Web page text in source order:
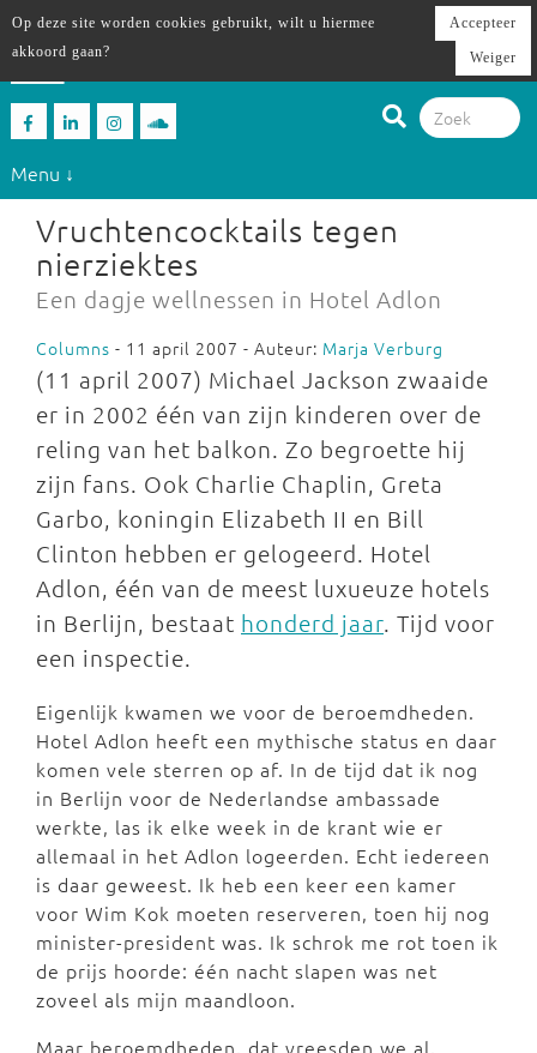
Menu ↓
Vruchtencocktails tegen
nierziektes
Een dagje wellnessen in Hotel Adlon
Columns - 11 april 2007 - Auteur: Marja Verburg
(11 april 2007) Michael Jackson zwaaide
er in 2002 één van zijn kinderen over de
reling van het balkon. Zo begroette hij
zijn fans. Ook Charlie Chaplin, Greta
Garbo, koningin Elizabeth II en Bill
Clinton hebben er gelogeerd. Hotel
Adlon, één van de meest luxueuze hotels
in Berlijn, bestaat honderd jaar. Tijd voor
een inspectie.
Eigenlijk kwamen we voor de beroemdheden.
Hotel Adlon heeft een mythische status en daar
komen vele sterren op af. In de tijd dat ik nog
in Berlijn voor de Nederlandse ambassade
werkte, las ik elke week in de krant wie er
allemaal in het Adlon logeerden. Echt iedereen
is daar geweest. Ik heb een keer een kamer
voor Wim Kok moeten reserveren, toen hij nog
minister-president was. Ik schrok me rot toen ik
de prijs hoorde: één nacht slapen was net
zoveel als mijn maandloon.
Maar beroemdheden, dat vreesden we al,
Op deze site worden cookies gebruikt, wilt u hiermee
akkoord gaan?
Accepteer
Weiger